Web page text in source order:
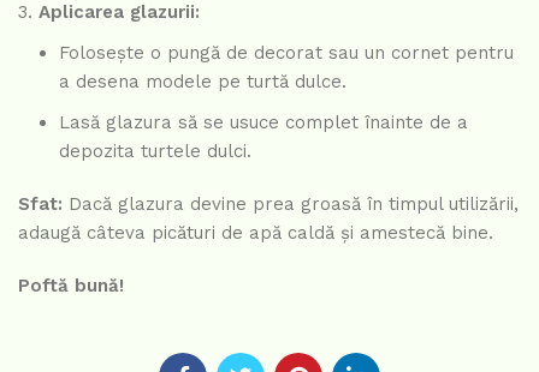
Aplicarea glazurii:
Folosește o pungă de decorat sau un cornet pentru
a desena modele pe turtă dulce.
Lasă glazura să se usuce complet înainte de a
depozita turtele dulci.
Sfat: Dacă glazura devine prea groasă în timpul utilizării,
adaugă câteva picături de apă caldă și amestecă bine.
Poftă bună!